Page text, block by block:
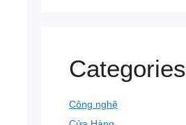
Categories
Công nghệ